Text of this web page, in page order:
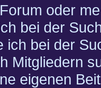
oder
bei der
ich bei der
Mitgliedern
eigenen